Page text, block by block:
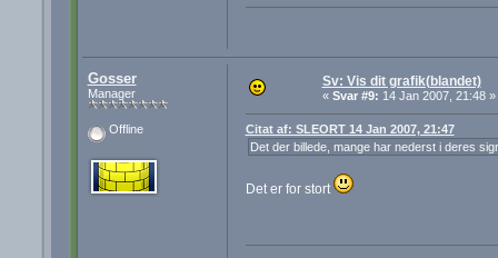
Gosser
Manager
Offline
Sv: Vis dit grafik(blandet)
« Svar #9: 14 Jan 2007, 21:48 »
Citat af: SLEORT 14 Jan 2007, 21:47
Det der billede, mange har nederst i deres
Det er for stort